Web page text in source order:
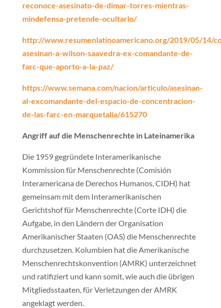
reconoce-asesinato-de-dimar-torres-mientras-
mindefensa-pretende-ocultarlo/
http://www.resumenlatinoamericano.org/2019/05/14/
asesinan-a-wilson-saavedra-ex-comandante-de-
farc-que-aporto-a-la-paz/
https://www.semana.com/nacion/articulo/asesinan-
al-excomandante-del-espacio-de-concentracion-
de-las-farc-en-marquetalia/615270
Angriff auf die Menschenrechte in Lateinamerika
Die 1959 gegründete Interamerikanische
Kommission für Menschenrechte (Comisión
Interamericana de Derechos Humanos, CIDH) hat
gemeinsam mit dem Interamerikanischen
Gerichtshof für Menschenrechte (Corte IDH) die
Aufgabe, in den Ländern der Organisation
Amerikanischer Staaten (OAS) die Menschenrechte
durchzusetzen. Kolumbien hat die Amerikanische
Menschenrechtskonvention (AMRK) unterzeichnet
und ratifiziert und kann somit, wie auch die übrigen
Mitgliedsstaaten, für Verletzungen der AMRK
angeklagt werden.